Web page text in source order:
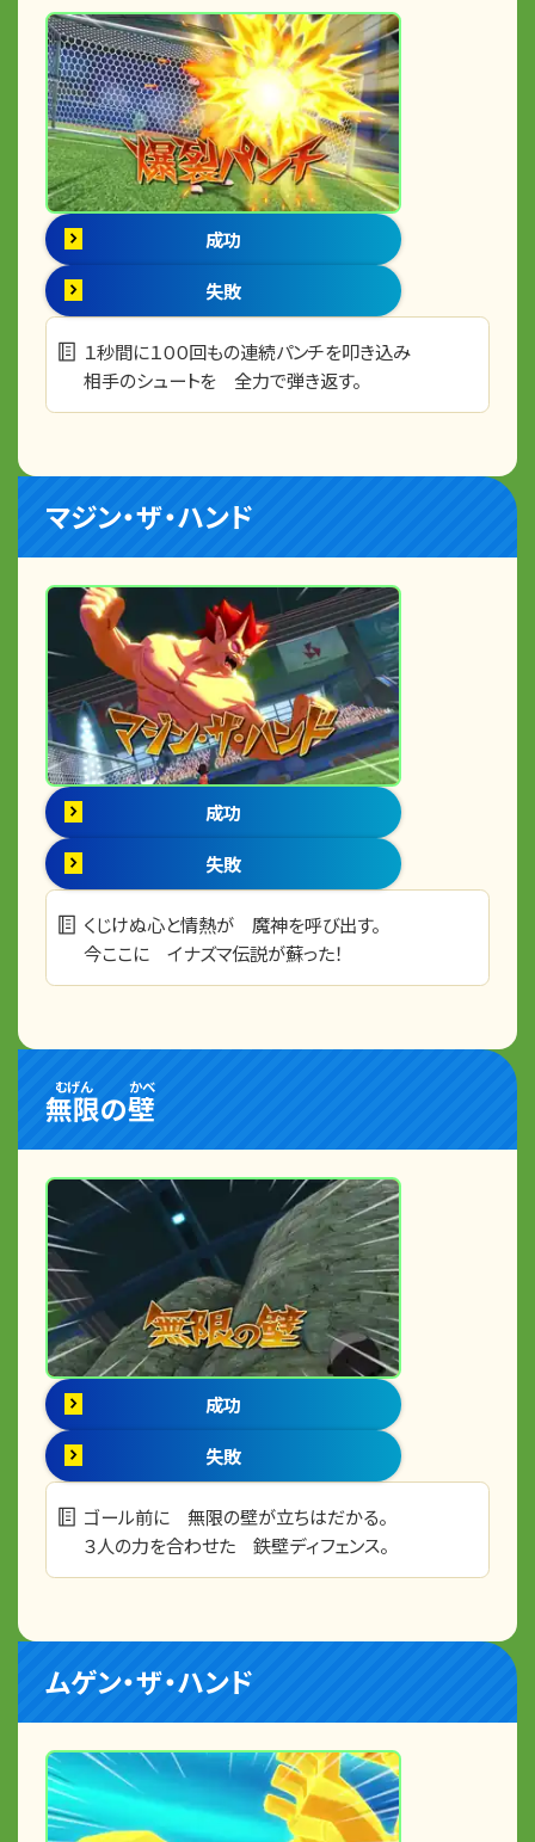
成功
失敗
１秒間に１００回もの連続パンチを叩き込み
相手のシュートを 全力で弾き返す。
マジン・ザ・ハンド
成功
失敗
くじけぬ心と情熱が 魔神を呼び出す。
今ここに イナズマ伝説が蘇った！
無限
むげん
の壁
かべ
成功
失敗
ゴール前に 無限の壁が立ちはだかる。
３人の力を合わせた 鉄壁ディフェンス。
ムゲン・ザ・ハンド